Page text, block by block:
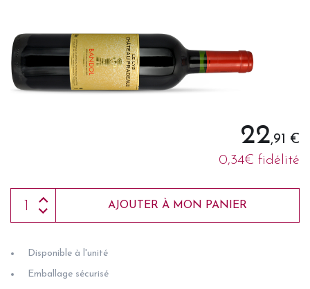
22,91 €
0,34€ fidélité
AJOUTER À MON PANIER
Disponible à l'unité
Emballage sécurisé